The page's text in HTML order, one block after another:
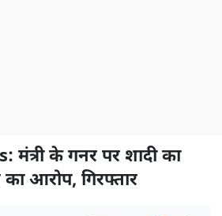
के गनर पर शादी का
आरोप, गिरफ्तार